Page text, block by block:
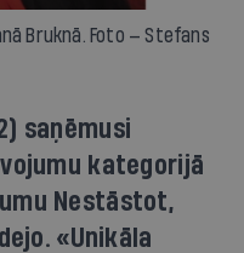
Bruknā. Foto — Stefans
saņēmusi
kategorijā
Nestāstot,
«Unikāla